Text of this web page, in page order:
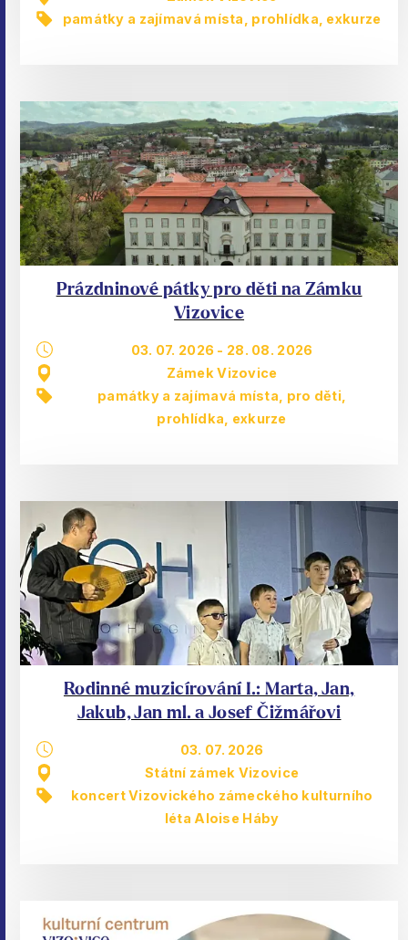
památky a zajímavá místa
prohlídka, exkurze
Prázdninové pátky pro děti na Zámku
Vizovice
03. 07. 2026 - 28. 08. 2026
Zámek Vizovice
památky a zajímavá místa
pro děti,
prohlídka, exkurze
Rodinné muzicírování I.: Marta, Jan,
Jakub, Jan ml. a Josef Čižmářovi
03. 07. 2026
Státní zámek Vizovice
koncert Vizovického zámeckého kulturního
léta Aloise Háby